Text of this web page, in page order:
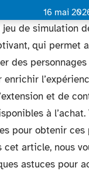
16 mai
jeu de simulation
qui permet
des
enrichir
et de
à l’achat.
pour obtenir ces
cet article, nous
astuces pour